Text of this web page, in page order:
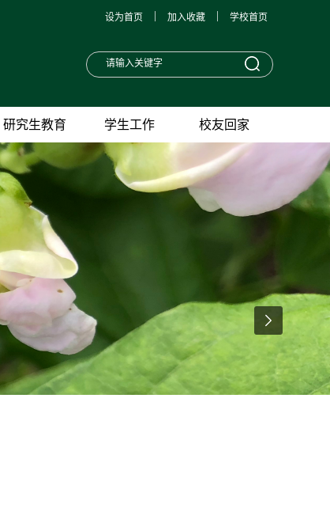
学校首页
加入收藏
设为首页
研究生教育 学生工作 校友回家